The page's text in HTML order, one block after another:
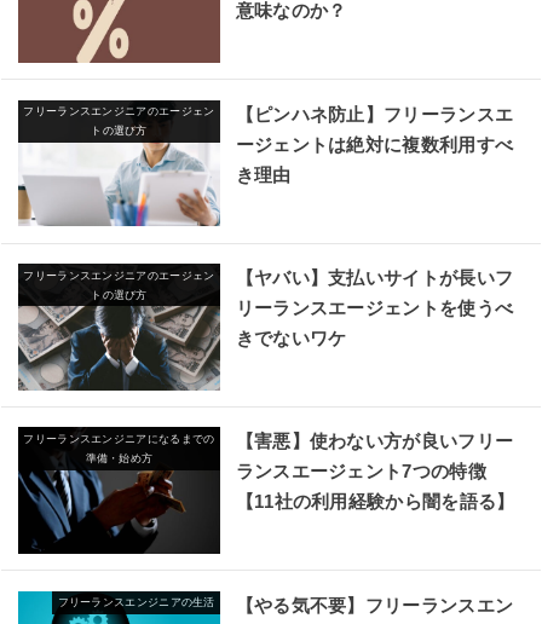
意味なのか？
フリーランスエンジニアのエージェン
トの選び方
【ピンハネ防止】フリーランスエ
ージェントは絶対に複数利用すべ
き理由
フリーランスエンジニアのエージェン
トの選び方
【ヤバい】支払いサイトが長いフ
リーランスエージェントを使うべ
きでないワケ
フリーランスエンジニアになるまでの
準備・始め方
【害悪】使わない方が良いフリー
ランスエージェント7つの特徴
【11社の利用経験から闇を語る】
フリーランスエンジニアの生活
【やる気不要】フリーランスエン